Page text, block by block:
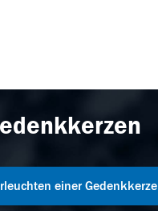
einer Gedenkkerze